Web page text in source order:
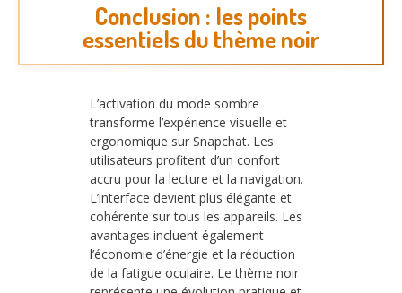
Conclusion : les points
essentiels du thème noir
L’activation du mode sombre
transforme l’expérience visuelle et
ergonomique sur Snapchat. Les
utilisateurs profitent d’un confort
accru pour la lecture et la navigation.
L’interface devient plus élégante et
cohérente sur tous les appareils. Les
avantages incluent également
l’économie d’énergie et la réduction
de la fatigue oculaire. Le thème noir